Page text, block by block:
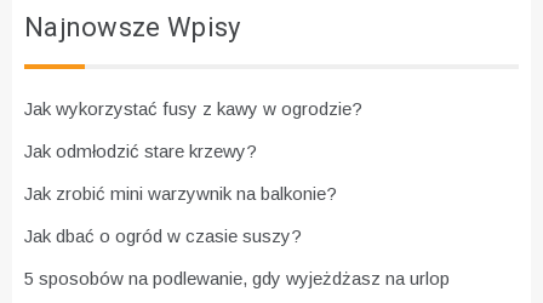
Najnowsze Wpisy
Jak wykorzystać fusy z kawy w ogrodzie?
Jak odmłodzić stare krzewy?
Jak zrobić mini warzywnik na balkonie?
Jak dbać o ogród w czasie suszy?
5 sposobów na podlewanie, gdy wyjeżdżasz na urlop